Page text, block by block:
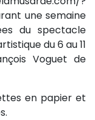
une semaine
du spectacle
du 6 au 11
Voguet de
en papier et